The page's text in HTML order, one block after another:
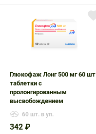
Глюкофаж Лонг 500 мг 60 шт
таблетки с
пролонгированным
высвобождением
60 шт. в уп.
342 ₽